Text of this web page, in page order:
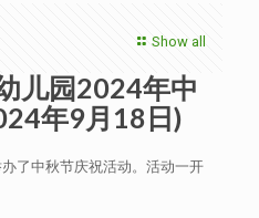
Show all
儿园2024年中
年9月18日)
了中秋节庆祝活动。活动一开